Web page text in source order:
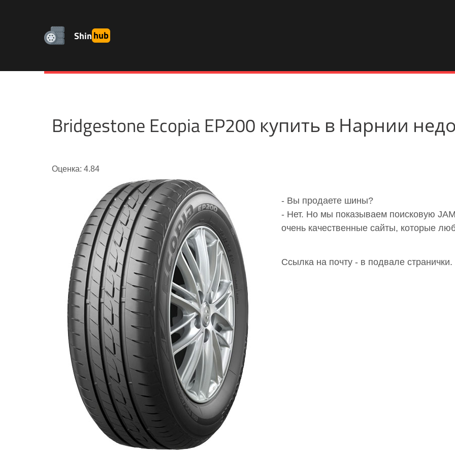
Shinhub
Bridgestone Ecopia EP200 купить в Нарнии
Оценка: 4.84
- Вы продаете шины?
- Нет. Но мы показываем поисковую
очень качественные сайты, которые
Ссылка на почту - в подвале странички.